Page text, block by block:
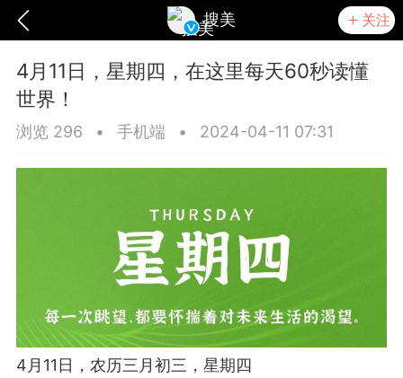
搜美 关注
爆汗熊 卡卡动能素 无创溶斑术
4月11日，星期四，在这里每天60秒读懂
世界！
浏览 296 • 手机端 • 2024-04-11 07:31
4月11日，农历三月初三，星期四